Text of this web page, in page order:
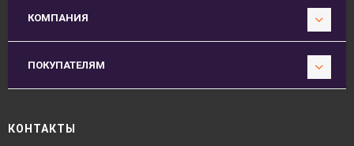
КОМПАНИЯ
ПОКУПАТЕЛЯМ
КОНТАКТЫ